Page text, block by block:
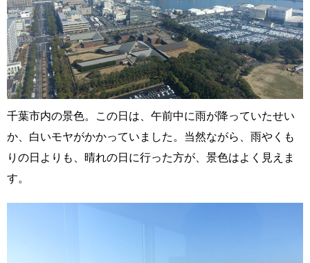
千葉市内の景色。この日は、午前中に雨が降っていたせい
か、白いモヤがかかっていました。当然ながら、雨やくも
りの日よりも、晴れの日に行った方が、景色はよく見えま
す。